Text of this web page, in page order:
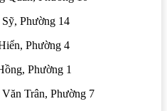
Phường 14
Phường 4
Phường 1
Trân, Phường 7